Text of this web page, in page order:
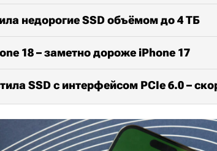
недорогие SSD объёмом до 4 ТБ
18 – заметно дороже iPhone 17
SSD с интерфейсом PCIe 6.0 –